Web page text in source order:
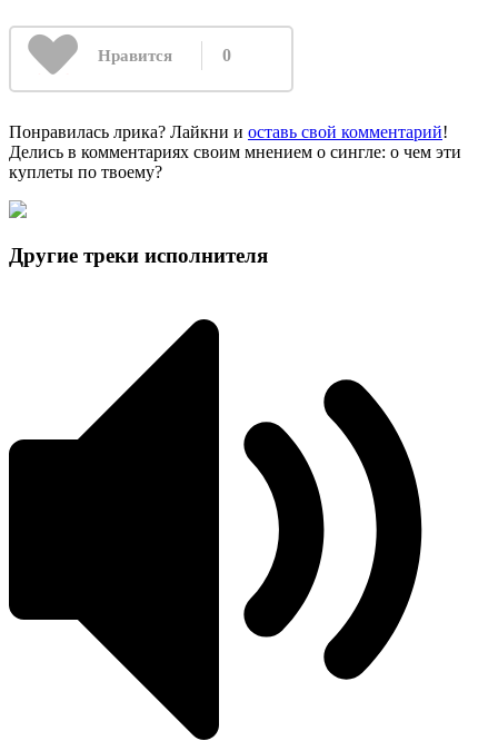
Нравится 0
Понравилась лрика? Лайкни и оставь свой комментарий!
Делись в комментариях своим мнением о сингле: о чем эти
куплеты по твоему?
Другие треки исполнителя